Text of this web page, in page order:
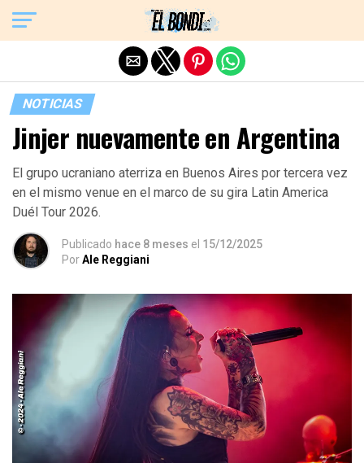
NOTICIAS
Jinjer nuevamente en Argentina
El grupo ucraniano aterriza en Buenos Aires por tercera vez
en el mismo venue en el marco de su gira Latin America
Duél Tour 2026.
Publicado hace 8 meses el 15/12/2025
PorAle Reggiani
Exit mobile version